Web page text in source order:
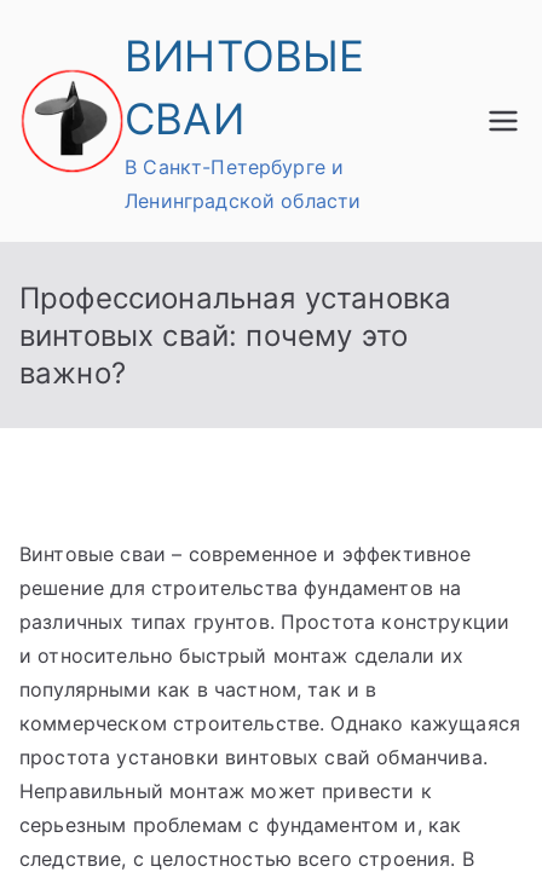
содержимому
ВИНТОВЫЕ
СВАИ
В Санкт-Петербурге и
Ленинградской области
Профессиональная установка
винтовых свай: почему это
важно?
Винтовые сваи – современное и эффективное
решение для строительства фундаментов на
различных типах грунтов. Простота конструкции
и относительно быстрый монтаж сделали их
популярными как в частном, так и в
коммерческом строительстве. Однако кажущаяся
простота установки винтовых свай обманчива.
Неправильный монтаж может привести к
серьезным проблемам с фундаментом и, как
следствие, с целостностью всего строения. В